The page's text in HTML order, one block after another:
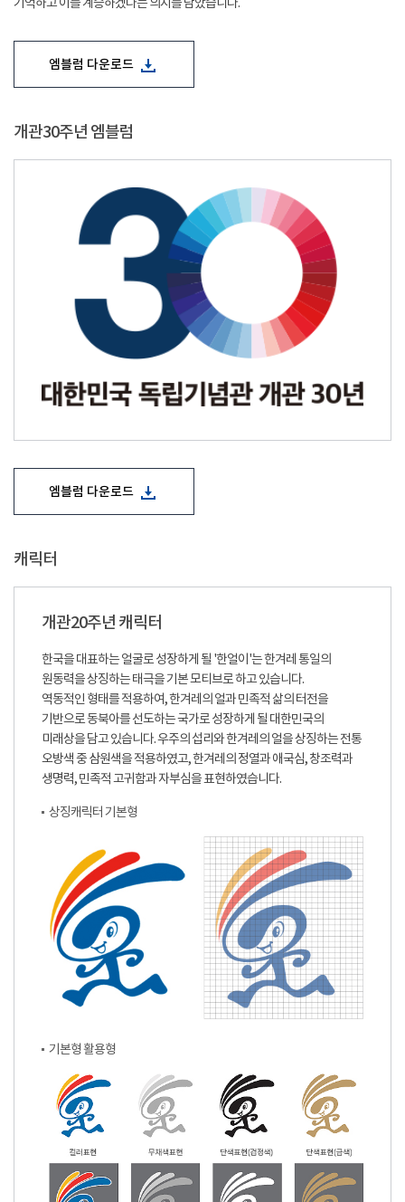
기억하고 이를 계승하겠다는 의지를 담았습니다.
엠블럼 다운로드
개관30주년 엠블럼
엠블럼 다운로드
캐릭터
개관20주년 캐릭터
한국을 대표하는 얼굴로 성장하게 될 '한얼이'는 한겨레 통일의
원동력을 상징하는 태극을 기본 모티브로 하고 있습니다.
역동적인 형태를 적용하여, 한겨레의 얼과 민족적 삶의 터전을
기반으로 동북아를 선도하는 국가로 성장하게 될 대한민국의
미래상을 담고 있습니다. 우주의 섭리와 한겨레의 얼을 상징하는 전통
오방색 중 삼원색을 적용하였고, 한겨레의 정열과 애국심, 창조력과
생명력, 민족적 고귀함과 자부심을 표현하였습니다.
상징캐릭터 기본형
기본형 활용형